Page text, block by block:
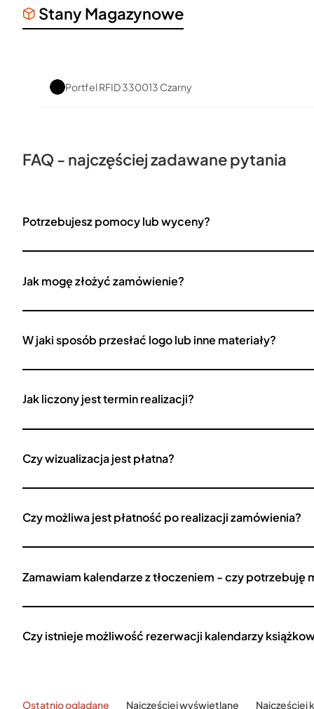
Stany Magazynowe
Portfel RFID 330013 Czarny
FAQ - najczęściej zadawane pytania
Potrzebujesz pomocy lub wyceny?
Jak mogę złożyć zamówienie?
W jaki sposób przesłać logo lub inne materiały?
Jak liczony jest termin realizacji?
Czy wizualizacja jest płatna?
Czy możliwa jest płatność po realizacji zamówienia?
Zamawiam kalendarze z tłoczeniem - czy potrzebuję
Czy istnieje możliwość rezerwacji kalendarzy
Ostatnio oglądane Najczęściej wyświetlane Najczęściej